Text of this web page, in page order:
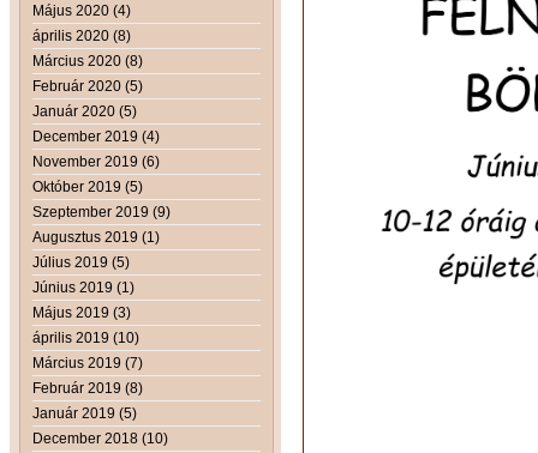
Május 2020 (4)
április 2020 (8)
Március 2020 (8)
Február 2020 (5)
Január 2020 (5)
December 2019 (4)
November 2019 (6)
Október 2019 (5)
Szeptember 2019 (9)
Augusztus 2019 (1)
Július 2019 (5)
Június 2019 (1)
Május 2019 (3)
április 2019 (10)
Március 2019 (7)
Február 2019 (8)
Január 2019 (5)
December 2018 (10)